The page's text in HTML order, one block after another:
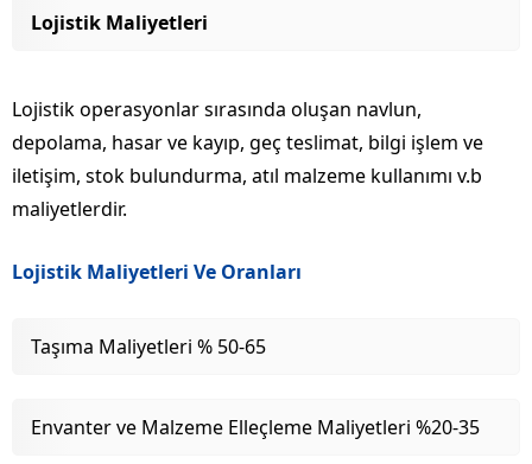
Lojistik Maliyetleri
Lojistik operasyonlar sırasında oluşan navlun,
depolama, hasar ve kayıp, geç teslimat, bilgi işlem ve
iletişim, stok bulundurma, atıl malzeme kullanımı v.b
maliyetlerdir.
Lojistik Maliyetleri Ve Oranları
Taşıma Maliyetleri % 50-65
Envanter ve Malzeme Elleçleme Maliyetleri %20-35